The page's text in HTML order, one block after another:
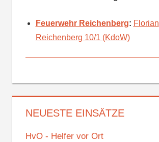
Feuerwehr Reichenberg: Florian
Reichenberg 10/1 (KdoW)
NEUESTE EINSÄTZE
HvO - Helfer vor Ort